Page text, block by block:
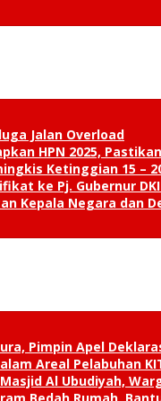
Jalan Overload
HPN 2025,
Ketinggian 15 –
ke Pj. Gubernur
Kepala Negara dan
Pimpin Apel
Areal Pelabuhan
Al Ubudiyah,